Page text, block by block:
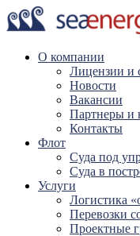
О компании
Лицензии и
Новости
Вакансии
Партнеры и
Контакты
Флот
Суда под
Суда в
Услуги
Логистика
Перевозки
Проектные